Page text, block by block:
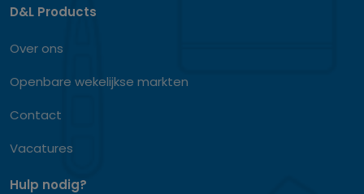
D&L Products
Over ons
Openbare wekelijkse markten
Contact
Vacatures
Hulp nodig?